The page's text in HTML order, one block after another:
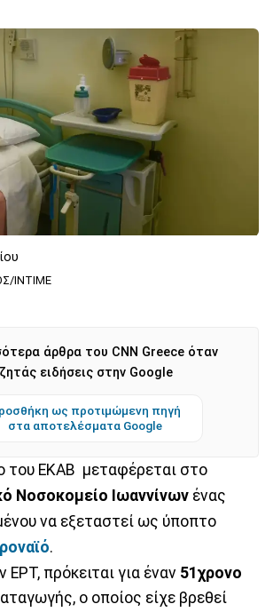
INTIME
άρθρα του CNN Greece όταν
ειδήσεις στην Google
ως προτιμώμενη πηγή
στα αποτελέσματα Google
του ΕΚΑΒ μεταφέρεται στο
Νοσοκομείο Ιωαννίνων ένας
να εξεταστεί ως ύποπτο
.
πρόκειται για έναν 51χρονο
ο οποίος είχε βρεθεί